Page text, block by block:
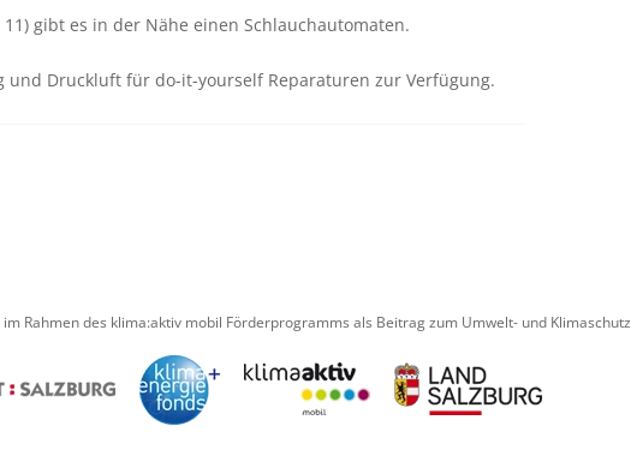
gibt es in der Nähe einen Schlauchautomaten.
und Druckluft für do-it-yourself Reparaturen zur Verfügung.
Rahmen des klima:aktiv mobil Förderprogramms als Beitrag zum Umwelt- und